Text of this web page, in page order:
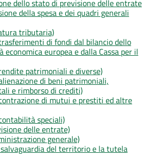
dello stato di previsione delle entrate
della spesa e dei quadri generali
tributaria)
di fondi dal bilancio dello
europea e dalla Cassa per il
patrimoniali e diverse)
di beni patrimoniali,
e rimborso di crediti)
di mutui e prestiti ed altre
speciali)
delle entrate)
generale)
del territorio e la tutela